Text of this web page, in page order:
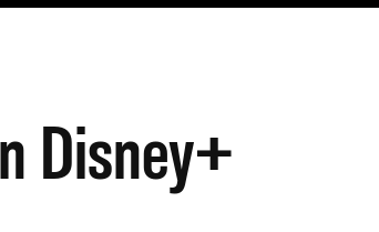
Disney+